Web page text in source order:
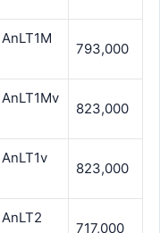
AnLT1M
793,000
AnLT1Mv
823,000
AnLT1v
823,000
AnLT2
717,000